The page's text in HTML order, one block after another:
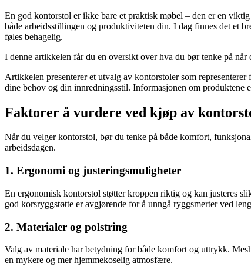
En god kontorstol er ikke bare et praktisk møbel – den er en
både arbeidsstillingen og produktiviteten din. I dag finnes det et
føles behagelig.
I denne artikkelen får du en oversikt over hva du bør tenke på
Artikkelen presenterer et utvalg av kontorstoler som
dine behov og din innredningsstil. Informasjonen om produktene
Faktorer å vurdere ved kjøp av
Når du velger kontorstol, bør du tenke på både komfort,
arbeidsdagen.
1. Ergonomi og justeringsmuligheter
En ergonomisk kontorstol støtter kroppen riktig og kan justeres
god korsryggstøtte er avgjørende for å unngå ryggsmerter ved
2. Materialer og polstring
Valg av materiale har betydning for både komfort og uttrykk.
en mykere og mer hjemmekoselig atmosfære.